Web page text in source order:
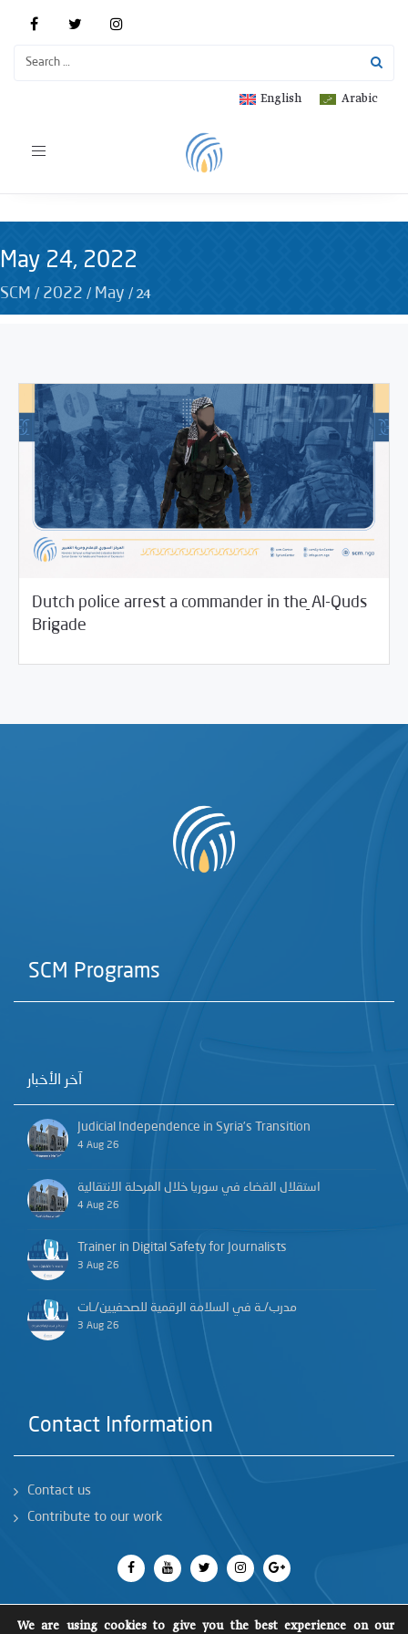
Arabic
English
Toggle
May 24, 2022
SCM / 2022 / May /24
Dutch police arrest a commander in the ِAl-Quds
Brigade
24/2022 SCM Statements
SCM Programs
آخر الأخبار
Judicial Independence in Syria’s Transition
4 Aug 26
استقلال القضاء في سوريا خلال المرحلة الانتقالية
4 Aug 26
Trainer in Digital Safety for Journalists
3 Aug 26
مدرب/ـة في السلامة الرقمية للصحفيين/ـات
3 Aug 26
Contact Information
Contact us
Contribute to our work
We are using cookies to give you the best experience on our